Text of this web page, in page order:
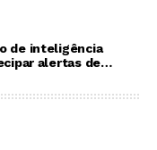
de inteligência
alertas de